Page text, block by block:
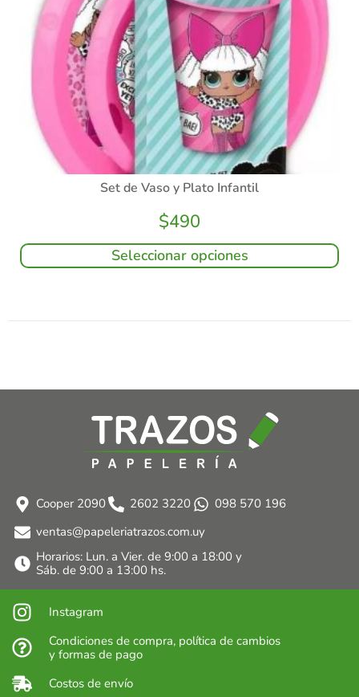
Set de Vaso y Plato Infantil
$490
Seleccionar opciones
Cooper 2090 2602 3220
098 570 196
ventas@papeleriatrazos.com.uy
Horarios: Lun. a Vier. de 9:00 a 18:00 y
Sáb. de 9:00 a 13:00 hs.
Instagram
Condiciones de compra, política de cambios
y formas de pago
Costos de envío